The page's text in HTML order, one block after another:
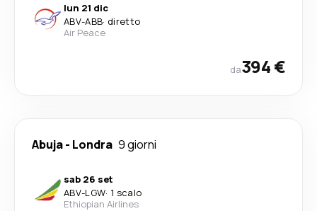
lun 21 dic
ABV-ABB· diretto
Air Peace
da394 €
Abuja- Londra 9 giorni
sab 26 set
ABV-LGW· 1 scalo
Ethiopian Airlines